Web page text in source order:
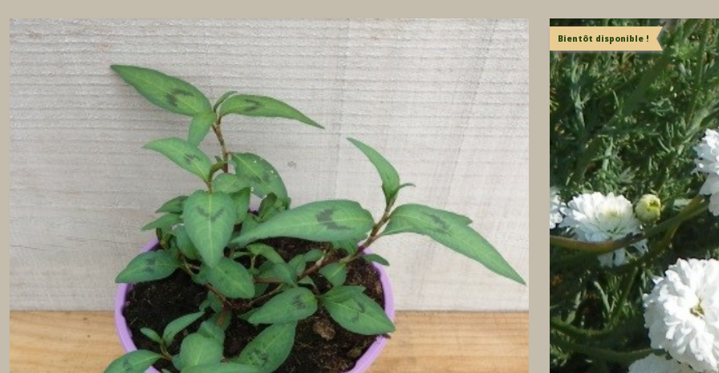
Bientôt disponible !